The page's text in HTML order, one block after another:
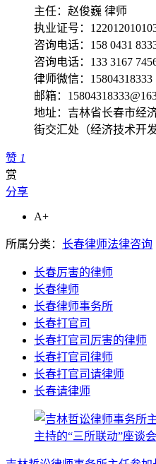
主任：赵俊巍 律师
执业证号：
咨询电话：158 0431
咨询电话：133 3167
律师微信：15804318333
邮箱：
地址：吉林省长春市经
街交汇处（经济技术开
赞 1
赏
分享
A+
所属分类： 长春律师法律咨询
长春厉害的律师
长春律师
长春律师事务所
长春打官司
长春打官司厉害的律师
长春打官司律师
长春打官司请律师
长春请律师